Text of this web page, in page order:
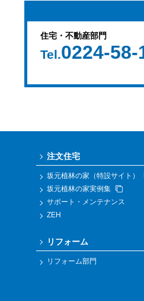
住宅・不動産部門
Tel.0224-58-
注文住宅
坂元植林の家（特設サイト）
坂元植林の家実例集
サポート・メンテナンス
ZEH
リフォーム
リフォーム部門